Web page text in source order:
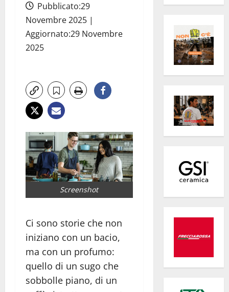
Pubblicato:29
Novembre 2025 |
Aggiornato:29 Novembre
2025
Screenshot
Ci sono storie che non
iniziano con un bacio,
ma con un profumo:
quello di un sugo che
sobbolle piano, di un